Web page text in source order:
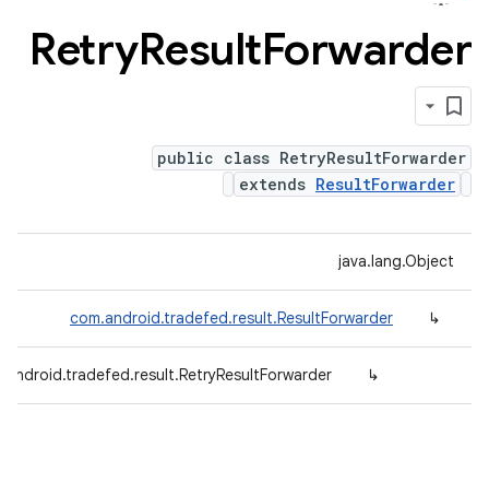
RetryResultForwarder
public class RetryResultForwarder
extends ResultForwarder
java.lang.Object
↳
com.android.tradefed.result.ResultForwarder
↳